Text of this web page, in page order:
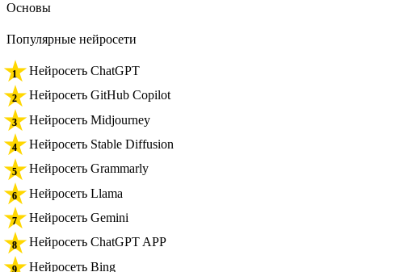
Основы
Популярные нейросети
Нейросеть ChatGPT
Нейросеть GitHub Copilot
Нейросеть Midjourney
Нейросеть Stable Diffusion
Нейросеть Grammarly
Нейросеть Llama
Нейросеть Gemini
Нейросеть ChatGPT APP
Нейросеть Bing